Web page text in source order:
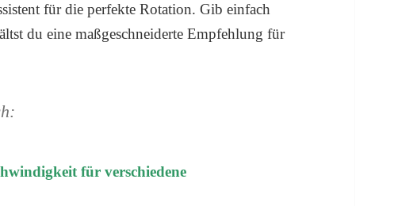
für die perfekte Rotation. Gib einfach
du eine maßgeschneiderte Empfehlung für
für verschiedene